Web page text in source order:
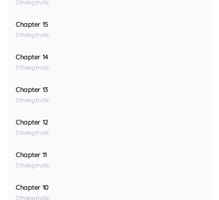
3 tháng trước
Chapter 15
3 tháng trước
Chapter 14
3 tháng trước
Chapter 13
3 tháng trước
Chapter 12
3 tháng trước
Chapter 11
3 tháng trước
Chapter 10
3 tháng trước